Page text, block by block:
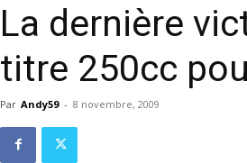
La dernière
titre 250cc
Par Andy59 - 8 novembre, 2009